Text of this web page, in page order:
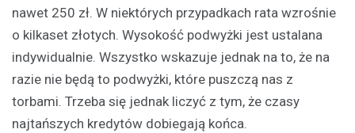
nawet 250 zł. W niektórych przypadkach rata wzrośnie
o kilkaset złotych. Wysokość podwyżki jest ustalana
indywidualnie. Wszystko wskazuje jednak na to, że na
razie nie będą to podwyżki, które puszczą nas z
torbami. Trzeba się jednak liczyć z tym, że czasy
najtańszych kredytów dobiegają końca.